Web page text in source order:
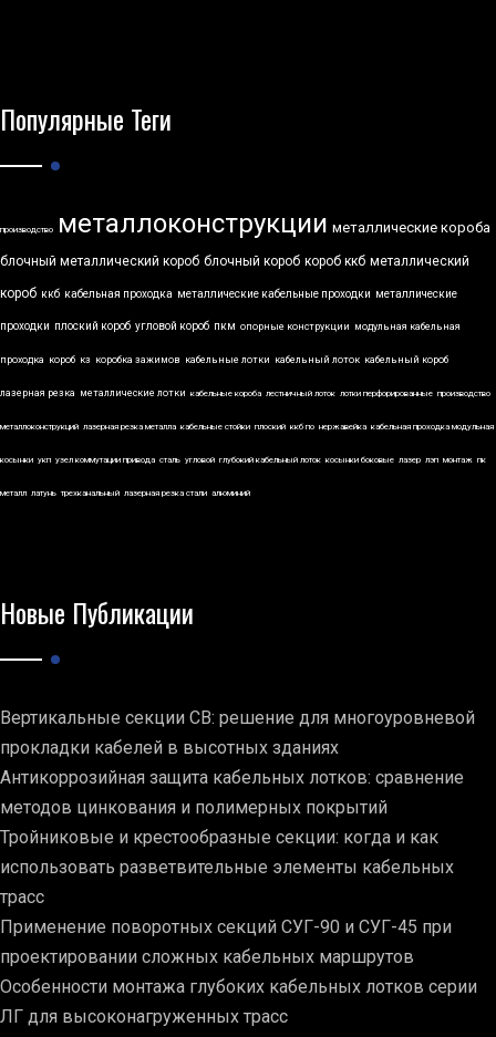
Популярные Теги
производство металлоконструкции металлические короба
блочный металлический короб блочный короб короб ккб металлический
короб ккб кабельная проходка металлические кабельные проходки металлические
проходки плоский короб угловой короб пкм опорные конструкции модульная кабельная
проходка короб кз коробка зажимов кабельные лотки кабельный лоток кабельный короб
лазерная резка металлические лотки кабельные короба лестничный лоток лотки перфорированные производство
металлоконструкций лазерная резка металла кабельные стойки плоский ккб по нержавейка кабельная проходка модульная
косынки укп узел коммутации привода сталь угловой глубокий кабельный лоток косынки боковые лазер лэп монтаж пк
металл латунь трехканальный лазерная резка стали алюминий
Новые Публикации
Вертикальные секции СВ: решение для многоуровневой
прокладки кабелей в высотных зданиях
Антикоррозийная защита кабельных лотков: сравнение
методов цинкования и полимерных покрытий
Тройниковые и крестообразные секции: когда и как
использовать разветвительные элементы кабельных
трасс
Применение поворотных секций СУГ-90 и СУГ-45 при
проектировании сложных кабельных маршрутов
Особенности монтажа глубоких кабельных лотков серии
ЛГ для высоконагруженных трасс